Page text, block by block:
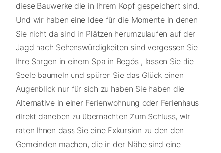
diese Bauwerke die in Ihrem Kopf gespeichert sind.
Und wir haben eine Idee für die Momente in denen
Sie nicht da sind in Plätzen herumzulaufen auf der
Jagd nach Sehenswürdigkeiten sind vergessen Sie
Ihre Sorgen in einem Spa in Begós , lassen Sie die
Seele baumeln und spüren Sie das Glück einen
Augenblick nur für sich zu haben Sie haben die
Alternative in einer Ferienwohnung oder Ferienhaus
direkt daneben zu übernachten Zum Schluss, wir
raten Ihnen dass Sie eine Exkursion zu den den
Gemeinden machen, die in der Nähe sind eine